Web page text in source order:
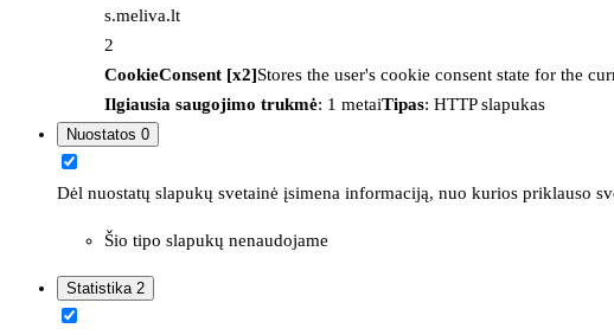
s.meliva.lt
2
CookieConsent [x2]Stores the user's cookie consent state for the
Ilgiausia saugojimo trukmė: 1 metaiTipas: HTTP slapukas
Nuostatos 0
Dėl nuostatų slapukų svetainė įsimena informaciją, nuo kurios priklauso
Šio tipo slapukų nenaudojame
Statistika 2